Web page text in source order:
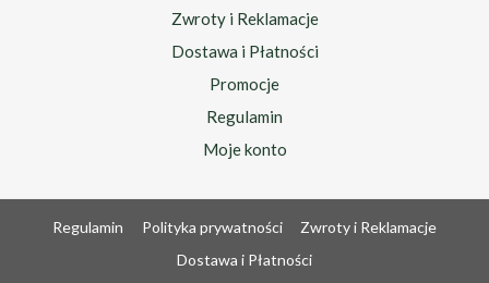
Zwroty i Reklamacje
Dostawa i Płatności
Promocje
Regulamin
Moje konto
Regulamin Polityka prywatności
Zwroty i Reklamacje
Dostawa i Płatności